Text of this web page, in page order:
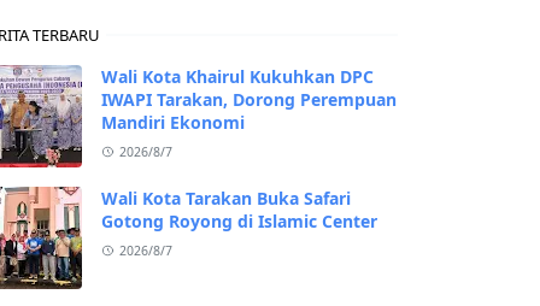
TERBARU
Wali Kota Khairul Kukuhkan DPC
IWAPI Tarakan, Dorong Perempuan
Mandiri Ekonomi
2026/8/7
Wali Kota Tarakan Buka Safari
Gotong Royong di Islamic Center
2026/8/7